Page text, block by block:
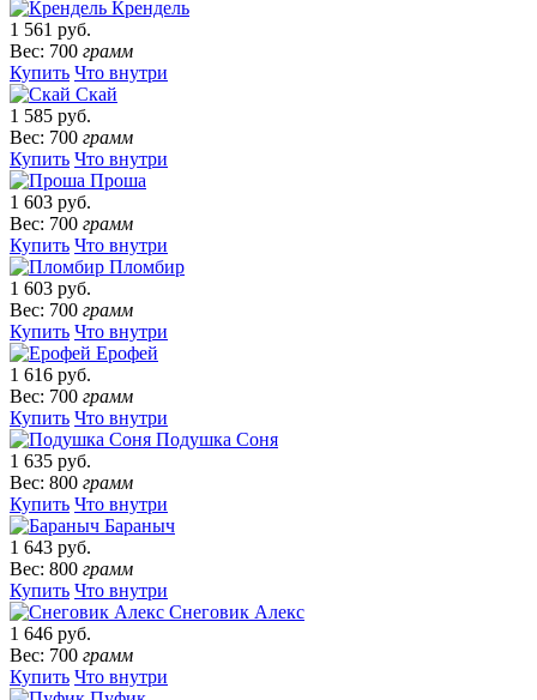
Крендель
1 561 руб.
Вес: 700 грамм
Купить Что внутри
Скай
1 585 руб.
Вес: 700 грамм
Купить Что внутри
Проша
1 603 руб.
Вес: 700 грамм
Купить Что внутри
Пломбир
1 603 руб.
Вес: 700 грамм
Купить Что внутри
Ерофей
1 616 руб.
Вес: 700 грамм
Купить Что внутри
Подушка Соня
1 635 руб.
Вес: 800 грамм
Купить Что внутри
Бараныч
1 643 руб.
Вес: 800 грамм
Купить Что внутри
Снеговик Алекс
1 646 руб.
Вес: 700 грамм
Купить Что внутри